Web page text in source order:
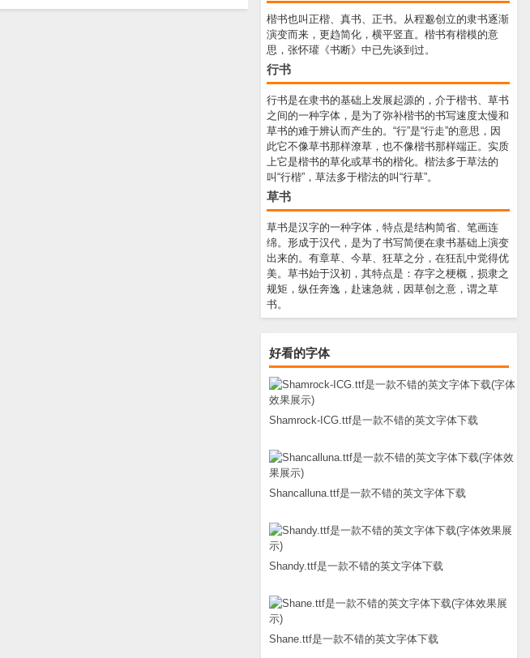
楷书也叫正楷、真书、正书。从程邈创立的隶书逐渐
演变而来，更趋简化，横平竖直。楷书有楷模的意
思，张怀瓘《书断》中已先谈到过。
行书
行书是在隶书的基础上发展起源的，介于楷书、草书
之间的一种字体，是为了弥补楷书的书写速度太慢和
草书的难于辨认而产生的。“行”是“行走”的意思，因
此它不像草书那样潦草，也不像楷书那样端正。实质
上它是楷书的草化或草书的楷化。楷法多于草法的
叫“行楷”，草法多于楷法的叫“行草”。
草书
草书是汉字的一种字体，特点是结构简省、笔画连
绵。形成于汉代，是为了书写简便在隶书基础上演变
出来的。有章草、今草、狂草之分，在狂乱中觉得优
美。草书始于汉初，其特点是：存字之梗概，损隶之
规矩，纵任奔逸，赴速急就，因草创之意，谓之草
书。
好看的字体
Shamrock-ICG.ttf是一款不错的英文字体下载
Shancalluna.ttf是一款不错的英文字体下载
Shandy.ttf是一款不错的英文字体下载
Shane.ttf是一款不错的英文字体下载